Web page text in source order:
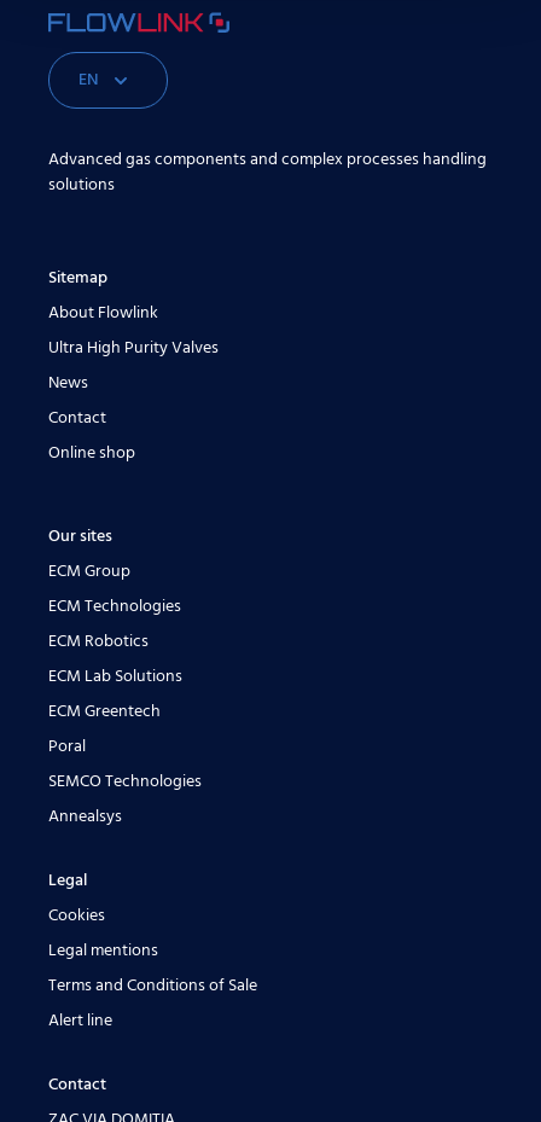
EN
Advanced gas components and complex processes handling
solutions
Sitemap
About Flowlink
Ultra High Purity Valves
News
Contact
Online shop
Our sites
ECM Group
ECM Technologies
ECM Robotics
ECM Lab Solutions
ECM Greentech
Poral
SEMCO Technologies
Annealsys
Legal
Cookies
Legal mentions
Terms and Conditions of Sale
Alert line
Contact